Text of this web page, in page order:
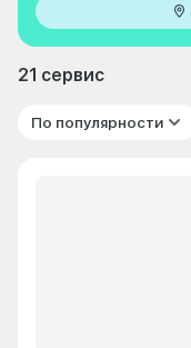
21 сервис
По популярности